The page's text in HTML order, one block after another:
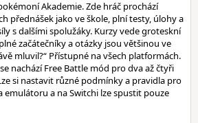
Akademie. Zde hráč prochází
přednášek jako ve škole, plní testy, úlohy a
s dalšími spolužáky. Kurzy vede groteskní
začátečníky a otázky jsou většinou ve
mluvil?“ Přístupné na všech platformách.
nachází Free Battle mód pro dva až čtyři
si nastavit různé podmínky a pravidla pro
emulátoru a na Switchi lze spustit pouze